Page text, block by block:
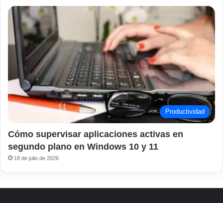
Productividad
Cómo supervisar aplicaciones activas en
segundo plano en Windows 10 y 11
18 de julio de 2026